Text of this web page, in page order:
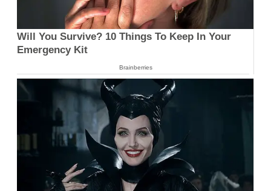
Will You Survive? 10 Things To Keep In Your
Emergency Kit
Brainberries